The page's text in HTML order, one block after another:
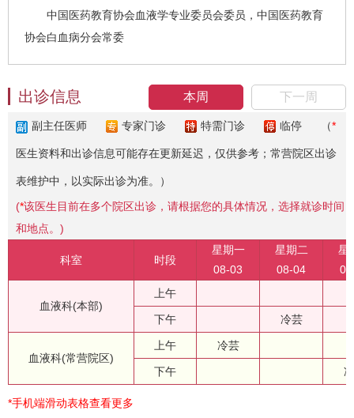
中国医药教育协会血液学专业委员会委员，中国医药教育
协会白血病分会常委
本周 下一周
出诊信息
副主任医师 专家门诊 特需门诊 临停 （*
医生资料和出诊信息可能存在更新延迟，仅供参考；常营院区出诊
表维护中，以实际出诊为准。）
(*该医生目前在多个院区出诊，请根据您的具体情况，选择就诊时间
和地点。)
科室 时段
星期一
08-03
星期二
08-04
星
血液科(本部)
上午
下午 冷芸
血液科(常营院区)
上午 冷芸
下午
*手机端滑动表格查看更多